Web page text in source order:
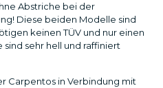
Abstriche bei der
Diese beiden Modelle sind
keinen TÜV und nur einen
sind sehr hell und raffiniert
Carpentos in Verbindung mit